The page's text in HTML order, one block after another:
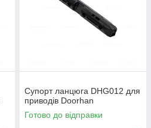
Супорт ланцюга DHG012 для
приводів Doorhan
Готово до відправки